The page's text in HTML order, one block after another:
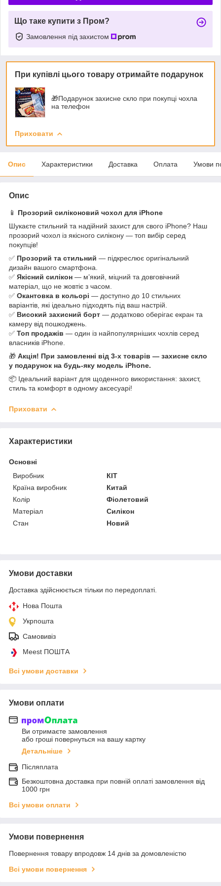
Що таке купити з Пром?
Замовлення під захистом
При купівлі цього товару отримайте подарунок
🎁Подарунок захисне скло при покупці чохла
на телефон
Приховати
Опис Характеристики Доставка Оплата Умови
Опис
📱 Прозорий силіконовий чохол для iPhone
Шукаєте стильний та надійний захист для свого iPhone? Наш
прозорий чохол із якісного силікону — топ вибір серед
покупців!
✅ Прозорий та стильний — підкреслює оригінальний
дизайн вашого смартфона.
✅ Якісний силікон — м’який, міцний та довговічний
матеріал, що не жовтіє з часом.
✅ Окантовка в кольорі — доступно до 10 стильних
варіантів, які ідеально підходять під ваш настрій.
✅ Високий захисний борт — додатково оберігає екран та
камеру від пошкоджень.
✅ Топ продажів — один із найпопулярніших чохлів серед
власників iPhone.
🎁 Акція! При замовленні від 3-х товарів — захисне скло
у подарунок на будь-яку модель iPhone.
📦 Ідеальний варіант для щоденного використання: захист,
стиль та комфорт в одному аксесуарі!
Приховати
Характеристики
Основні
Виробник
КІТ
Країна виробник
Китай
Колір
Фіолетовий
Матеріал
Силікон
Стан
Новий
Умови доставки
Доставка здійснюється тільки по передоплаті.
Нова Пошта
Укрпошта
Самовивіз
Meest ПОШТА
Всі умови доставки
Умови оплати
Ви отримаєте замовлення
або гроші повернуться на вашу картку
Детальніше
Післяплата
Безкоштовна доставка при повній оплаті замовлення від
1000 грн
Всі умови оплати
Умови повернення
Повернення товару впродовж 14 днів за домовленістю
Всі умови повернення